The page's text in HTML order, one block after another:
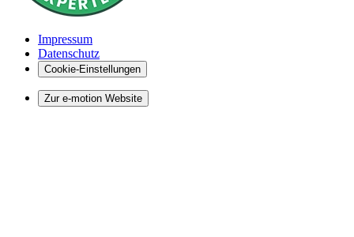
Impressum
Datenschutz
Cookie-Einstellungen
Zur e-motion Website